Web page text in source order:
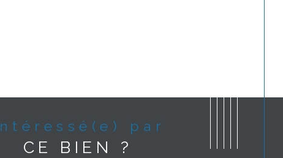
Intéressé(e) par
CE BIEN ?